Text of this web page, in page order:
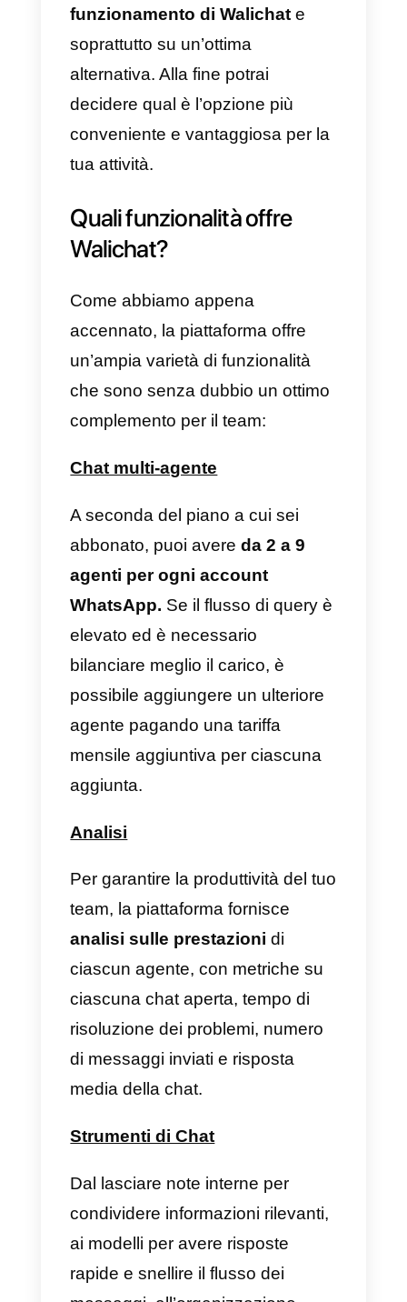
Questa è senza ombra di dubbio
una piattaforma completa e utile
per aumentare l’attenzione della
tua attività.
Nonostante sia un servizio
completo e facile da usare,
che dovresti considerare prima di
decidere di iscriverti. Ecco
perché, di seguito ti diremo
qualcosa in piùsul
funzionamento di Walichat
alternativa. Alla fine potrai
decidere qual è l’opzione più
conveniente e vantaggiosa per la
tua attività.
Quali funzionalità offre
Walichat?
un’ampia varietà di funzionalità
che sono senza dubbio un ottimo
complemento per il team:
Chat multi-agente
A seconda del piano a cui sei
agenti per ogni account
WhatsApp.Se il flusso di query
elevato ed è necessario
bilanciare meglio il carico, è